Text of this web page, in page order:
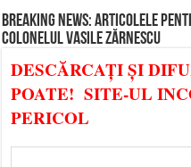
BREAKING NEWS: ARTICOLELE
COLONELUL VASILE ZĂRNESCU
DESCĂRCAȚI ȘI
POATE! SITE-UL
PERICOL